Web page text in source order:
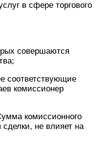
в сфере торгового
совершаются
соответствующие
комиссионер
комиссионного
сделки, не влияет на